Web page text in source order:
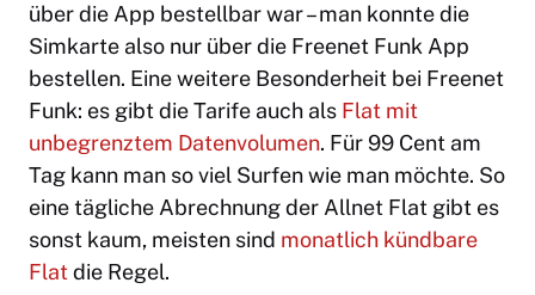
über die App bestellbar war – man konnte die
Simkarte also nur über die Freenet Funk App
bestellen. Eine weitere Besonderheit bei Freenet
Funk: es gibt die Tarife auch als Flat mit
unbegrenztem Datenvolumen. Für 99 Cent am
Tag kann man so viel Surfen wie man möchte. So
eine tägliche Abrechnung der Allnet Flat gibt es
sonst kaum, meisten sind monatlich kündbare
Flat die Regel.